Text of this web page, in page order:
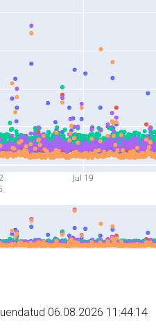
Jul 19
06.08.2026 11:44:14